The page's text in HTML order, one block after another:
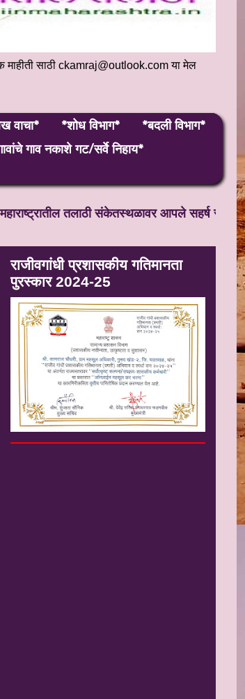
माहीती साठी ckamraj@outlook.com या मेल
वाचा* *शोध विभाग*
*बदली विभाग*
गाव नकाशे गट/सर्वे निहाय*
तलाठी संकेतस्थळावर आपले सहर्ष स्वागत!
राजीवगांधी प्रशासकीय गतिमानता
पुरस्कार 2024-25